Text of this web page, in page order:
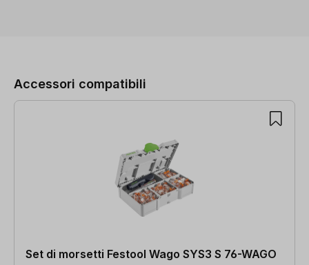
Accessori compatibili
Set di morsetti Festool Wago SYS3 S 76-WAGO